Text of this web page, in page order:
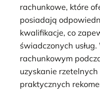
rachunkowe, które
posiadają
kwalifikacje, co
świadczonych
rachunkowym
uzyskanie
praktycznych